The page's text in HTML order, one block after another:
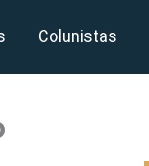
Colunistas